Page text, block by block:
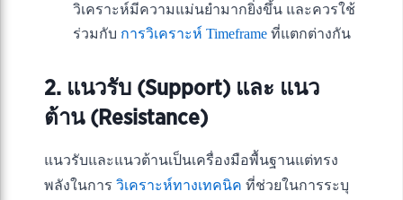
วิเคราะห์มีความแม่นยำมากยิ่งขึ้น และควรใช้
ร่วมกับ การวิเคราะห์ Timeframe ที่แตกต่างกัน
2. แนวรับ (Support) และ แนว
ต้าน (Resistance)
แนวรับและแนวต้านเป็นเครื่องมือพื้นฐานแต่ทรง
พลังในการ วิเคราะห์ทางเทคนิค ที่ช่วยในการระบุ